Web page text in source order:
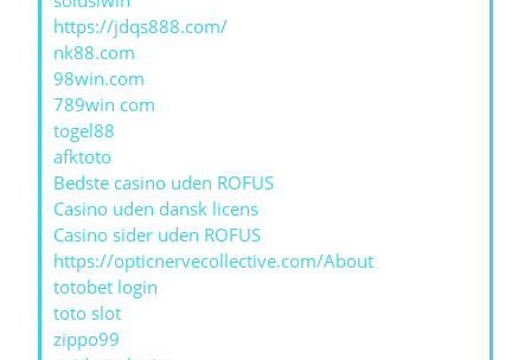
https://jdqs888.com/
nk88.com
98win.com
789win com
togel88
afktoto
Bedste casino uden ROFUS
Casino uden dansk licens
Casino sider uden ROFUS
https://opticnervecollective.com/About
totobet login
toto slot
zippo99